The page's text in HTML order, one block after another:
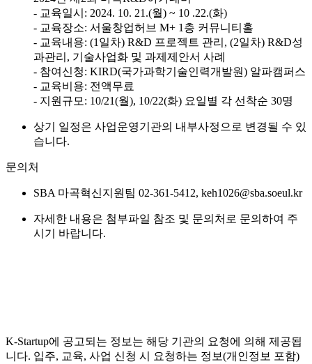
- 교육일시: 2024. 10. 21.(월) ~ 10 .22.(화)
- 교육장소: 서울창업허브 M+ 1층 커뮤니티홀
- 교육내용: (1일차) R&D 프로젝트 관리, (2일차) R&D성
과관리, 기술사업화 및 과제제안서 사례
- 참여신청: KIRD(국가과학기술인력개발원) 알파캠퍼스
- 교육비용: 전액무료
- 지원규모: 10/21(월), 10/22(화) 요일별 각 선착순 30명
상기 일정은 사업운영기관의 내부사정으로 변경될 수 있
습니다.
문의처
SBA 마곡혁신지원팀 02-361-5412, keh1026@sba.soeul.kr
자세한 내용은 첨부파일 참조 및 문의처로 문의하여 주
시기 바랍니다.
K-Startup에 공고되는 정보는 해당 기관의 요청에 의해 제공됩
니다. 입주, 교육, 사업 신청 시 요청하는 정보(개인정보 포함)